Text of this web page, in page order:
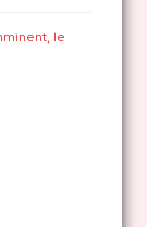
le